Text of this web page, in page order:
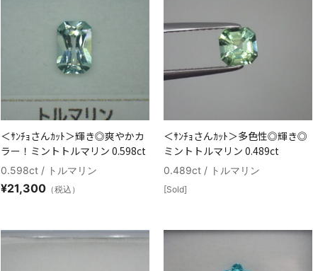
＜ｻﾝﾁｮさんｶｯﾄ＞輝き◎爽やかカ
ラー！ミントトルマリン 0.598ct
0.598ct / トルマリン
¥21,300 （税込）
＜ｻﾝﾁｮさんｶｯﾄ＞多色性◎輝き◎
ミントトルマリン 0.489ct
0.489ct / トルマリン
[Sold]